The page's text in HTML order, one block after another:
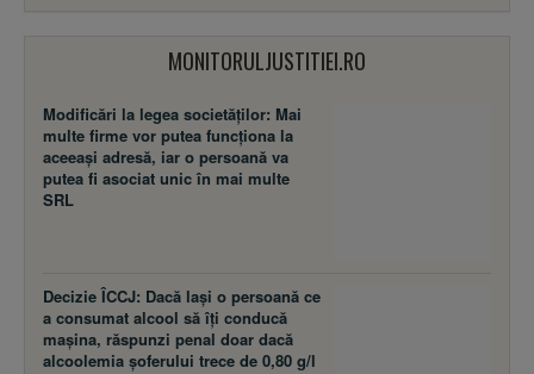
MONITORULJUSTITIEI.RO
Modificări la legea societăţilor: Mai
multe firme vor putea funcţiona la
aceeaşi adresă, iar o persoană va
putea fi asociat unic în mai multe
SRL
Decizie ÎCCJ: Dacă laşi o persoană ce
a consumat alcool să îţi conducă
maşina, răspunzi penal doar dacă
alcoolemia şoferului trece de 0,80 g/l